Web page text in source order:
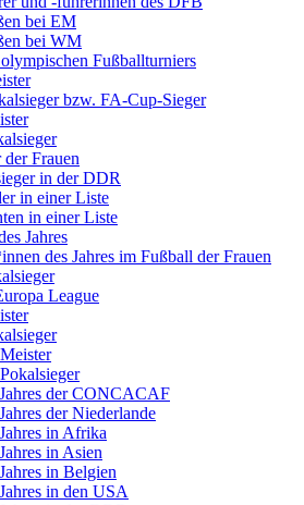
bei EM
bei WM
Fußballturniers
bzw. FA-Cup-Sieger
Frauen
in der DDR
in einer Liste
in einer Liste
Jahres
des Jahres im Fußball der Frauen
League
der CONCACAF
der Niederlande
in Afrika
in Asien
in Belgien
in den USA